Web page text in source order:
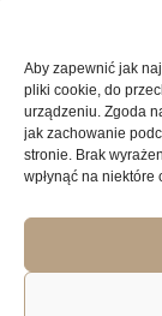
Aby zapewnić jak
pliki cookie, do
urządzeniu. Zgoda
jak zachowanie
stronie. Brak
wpłynąć na niektóre